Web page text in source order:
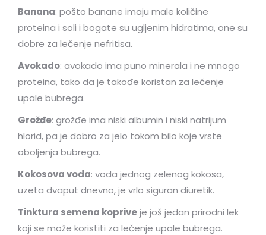
Banana: pošto banane imaju male količine
proteina i soli i bogate su ugljenim hidratima, one su
dobre za lečenje nefritisa.
Avokado: avokado ima puno minerala i ne mnogo
proteina, tako da je takođe koristan za lečenje
upale bubrega.
Grožđe: grožđe ima niski albumin i niski natrijum
hlorid, pa je dobro za jelo tokom bilo koje vrste
oboljenja bubrega.
Kokosova voda: voda jednog zelenog kokosa,
uzeta dvaput dnevno, je vrlo siguran diuretik.
Tinktura semena kopriveje još jedan prirodni lek
koji se može koristiti za lečenje upale bubrega.